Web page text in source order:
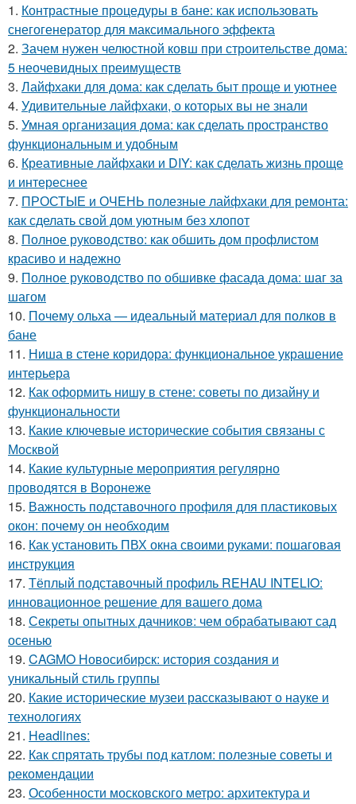
1. Контрастные процедуры в бане: как использовать
снегогенератор для максимального эффекта
2. Зачем нужен челюстной ковш при строительстве дома:
5 неочевидных преимуществ
3. Лайфхаки для дома: как сделать быт проще и уютнее
4. Удивительные лайфхаки, о которых вы не знали
5. Умная организация дома: как сделать пространство
функциональным и удобным
6. Креативные лайфхаки и DIY: как сделать жизнь проще
и интереснее
7. ПРОСТЫЕ и ОЧЕНЬ полезные лайфхаки для ремонта:
как сделать свой дом уютным без хлопот
8. Полное руководство: как обшить дом профлистом
красиво и надежно
9. Полное руководство по обшивке фасада дома: шаг за
шагом
10. Почему ольха — идеальный материал для полков в
бане
11. Ниша в стене коридора: функциональное украшение
интерьера
12. Как оформить нишу в стене: советы по дизайну и
функциональности
13. Какие ключевые исторические события связаны с
Москвой
14. Какие культурные мероприятия регулярно
проводятся в Воронеже
15. Важность подставочного профиля для пластиковых
окон: почему он необходим
16. Как установить ПВХ окна своими руками: пошаговая
инструкция
17. Тёплый подставочный профиль REHAU INTELIO:
инновационное решение для вашего дома
18. Секреты опытных дачников: чем обрабатывают сад
осенью
19. CAGMO Новосибирск: история создания и
уникальный стиль группы
20. Какие исторические музеи рассказывают о науке и
технологиях
21. Headlines:
22. Как спрятать трубы под катлом: полезные советы и
рекомендации
23. Особенности московского метро: архитектура и